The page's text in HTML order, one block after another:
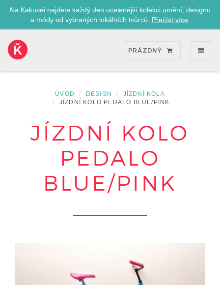
Na Kakusei najdete každý den ucelenější kolekci umění, designu
a módy od vybraných lokálních tvůrců. Přečíst více
přejít
PRÁZDNÝ
ÚVOD DESIGN
JÍZDNÍ KOLA
JÍZDNÍ KOLO PEDALO BLUE/PINK
JÍZDNÍ KOLO
PEDALO
BLUE/PINK